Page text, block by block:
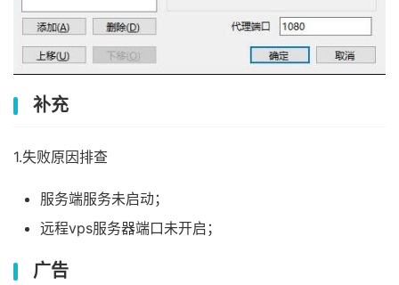
补充
1.失败原因排查
服务端服务未启动；
远程vps服务器端口未开启；
广告